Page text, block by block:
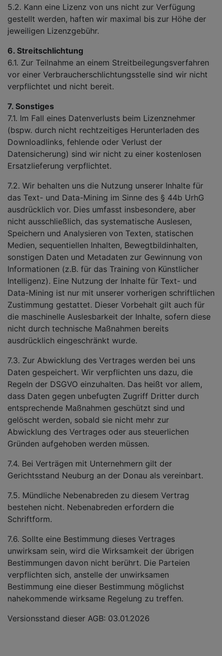
5.2. Kann eine Lizenz von uns nicht zur Verfügung
gestellt werden, haften wir maximal bis zur Höhe der
jeweiligen Lizenzgebühr.
6. Streitschlichtung
6.1. Zur Teilnahme an einem Streitbeilegungsverfahren
vor einer Verbraucherschlichtungsstelle sind wir nicht
verpflichtet und nicht bereit.
7. Sonstiges
7.1. Im Fall eines Datenverlusts beim Lizenznehmer
(bspw. durch nicht rechtzeitiges Herunterladen des
Downloadlinks, fehlende oder Verlust der
Datensicherung) sind wir nicht zu einer kostenlosen
Ersatzlieferung verpflichtet.
7.2. Wir behalten uns die Nutzung unserer Inhalte für
das Text- und Data-Mining im Sinne des § 44b UrhG
ausdrücklich vor. Dies umfasst insbesondere, aber
nicht ausschließlich, das systematische Auslesen,
Speichern und Analysieren von Texten, statischen
Medien, sequentiellen Inhalten, Bewegtbildinhalten,
sonstigen Daten und Metadaten zur Gewinnung von
Informationen (z.B. für das Training von Künstlicher
Intelligenz). Eine Nutzung der Inhalte für Text- und
Data-Mining ist nur mit unserer vorherigen schriftlichen
Zustimmung gestattet. Dieser Vorbehalt gilt auch für
die maschinelle Auslesbarkeit der Inhalte, sofern diese
nicht durch technische Maßnahmen bereits
ausdrücklich eingeschränkt wurde.
7.3. Zur Abwicklung des Vertrages werden bei uns
Daten gespeichert. Wir verpflichten uns dazu, die
Regeln der DSGVO einzuhalten. Das heißt vor allem,
dass Daten gegen unbefugten Zugriff Dritter durch
entsprechende Maßnahmen geschützt sind und
gelöscht werden, sobald sie nicht mehr zur
Abwicklung des Vertrages oder aus steuerlichen
Gründen aufgehoben werden müssen.
7.4. Bei Verträgen mit Unternehmern gilt der
Gerichtsstand Neuburg an der Donau als vereinbart.
7.5. Mündliche Nebenabreden zu diesem Vertrag
bestehen nicht. Nebenabreden erfordern die
Schriftform.
7.6. Sollte eine Bestimmung dieses Vertrages
unwirksam sein, wird die Wirksamkeit der übrigen
Bestimmungen davon nicht berührt. Die Parteien
verpflichten sich, anstelle der unwirksamen
Bestimmung eine dieser Bestimmung möglichst
nahekommende wirksame Regelung zu treffen.
Versionsstand dieser AGB: 03.01.2026